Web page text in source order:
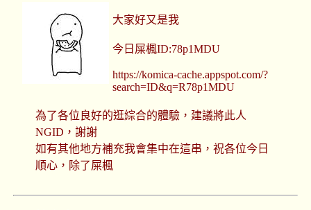
大家好又是我
今日屎楓ID:78p1MDU
https://komica-cache.appspot.com/?
search=ID&q=R78p1MDU
為了各位良好的逛綜合的體驗，建議將此人
NGID，謝謝
如有其他地方補充我會集中在這串，祝各位今日
順心，除了屎楓